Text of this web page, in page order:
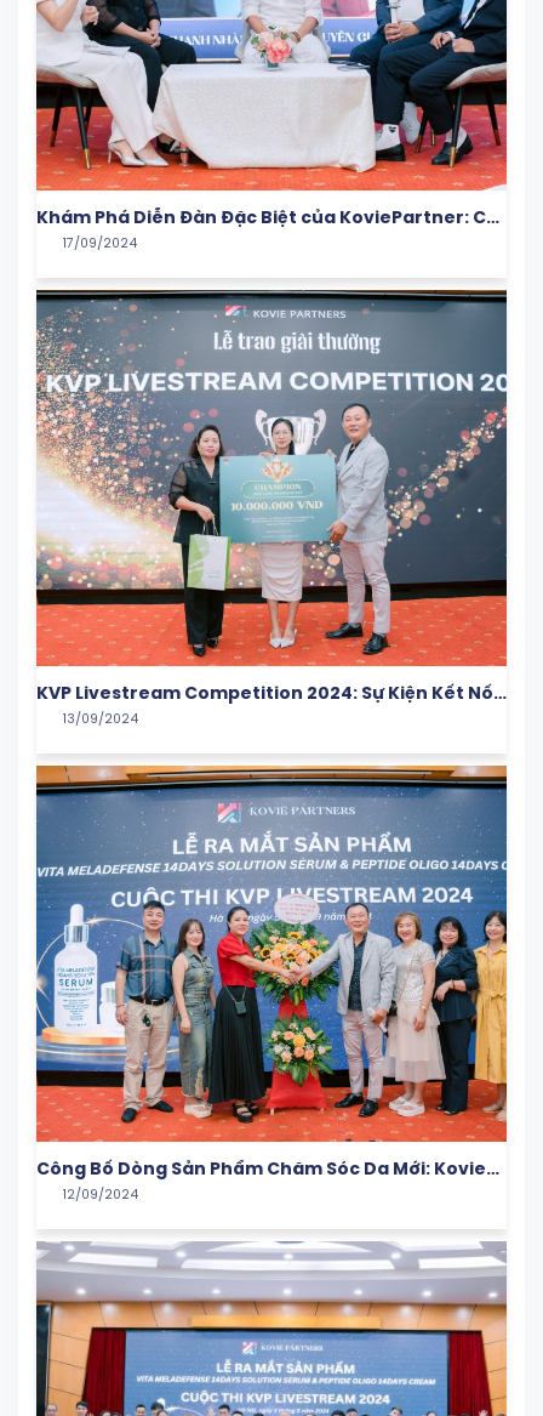
Khám Phá Diễn Đàn Đặc Biệt của KoviePartner: Cơ
Hội Kết Nối và Học Hỏi
17/09/2024
KVP Livestream Competition 2024: Sự Kiện Kết Nối
Tài Năng Và Đam Mê
13/09/2024
Công Bố Dòng Sản Phẩm Chăm Sóc Da Mới: Kovie
Partners Mang Đến Giải Pháp Từ Hàn Quốc Cho Làn
Da Việt
12/09/2024